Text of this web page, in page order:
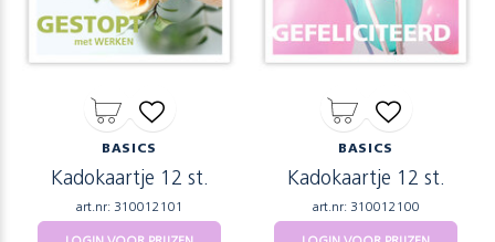
BASICS
Kadokaartje 12 st.
art.nr: 310012101
BASICS
Kadokaartje 12 st.
art.nr: 310012100